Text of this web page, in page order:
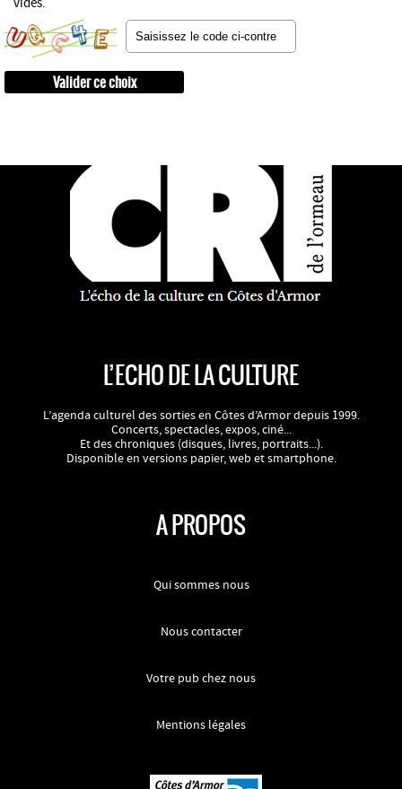
L’ECHO DE LA CULTURE
L’agenda culturel des sorties en Côtes d’Armor depuis 1999.
Concerts, spectacles, expos, ciné...
Et des chroniques (disques, livres, portraits...).
Disponible en versions papier, web et smartphone.
A PROPOS
Qui sommes nous
Nous contacter
Votre pub chez nous
Mentions légales